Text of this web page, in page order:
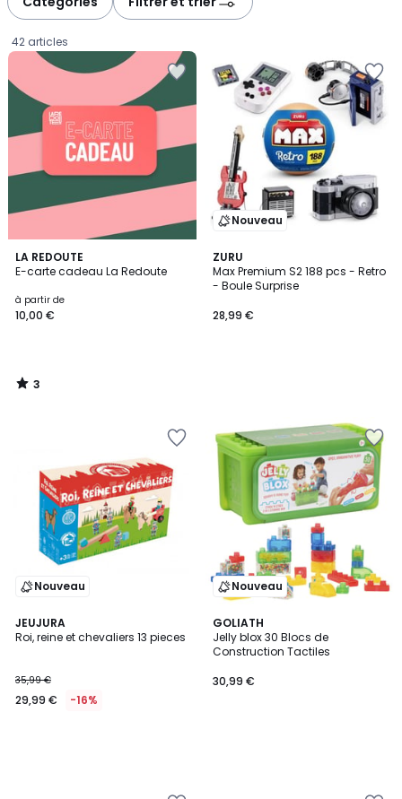
42 articles
LA REDOUTE
E-carte cadeau La Redoute
Prix
à
10,00
€.
à partir de
10,00 €
3
/
3
/
Nouveau
ZURU
Max Premium S2 188 pcs - Retro
- Boule Surprise
28,99 €
Nouveau
JEUJURA
Roi, reine et chevaliers 13 pieces
35,99 €
29,99 € -16%
Nouveau
GOLIATH
Jelly blox 30 Blocs de
Construction Tactiles
30,99 €